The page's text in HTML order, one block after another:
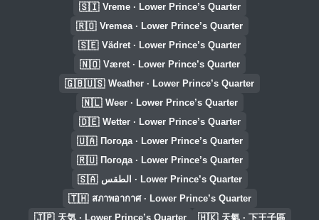
🇸🇮 Vreme · Lower Prince’s Quarter
🇷🇴 Vremea · Lower Prince’s Quarter
🇸🇪 Vädret · Lower Prince’s Quarter
🇳🇴 Været · Lower Prince’s Quarter
🇬🇧🇺🇸 Weather · Lower Prince’s Quarter
🇳🇱 Weer · Lower Prince’s Quarter
🇩🇪 Wetter · Lower Prince’s Quarter
🇺🇦 Погода · Lower Prince’s Quarter
🇷🇺 Погода · Lower Prince’s Quarter
🇸🇦 الطقس · Lower Prince’s Quarter
🇹🇭 สภาพอากาศ · Lower Prince’s Quarter
🇯🇵 天気 · Lower Prince’s Quarter 🇭🇰 天氣 · 下王子區